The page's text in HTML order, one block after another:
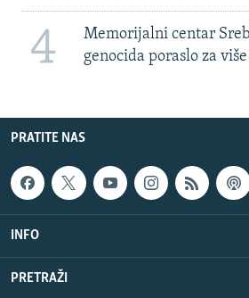
4
Memorijalni centar
genocida poraslo za
PRATITE NAS
INFO
PRETRAŽI